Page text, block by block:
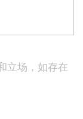
立场，如存在